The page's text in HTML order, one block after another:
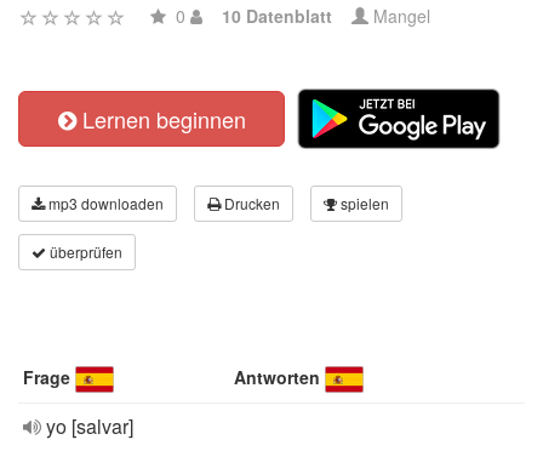
0 10 Datenblatt Mangel
Lernen beginnen
mp3 downloaden Drucken spielen
überprüfen
Frage Antworten
yo [salvar]